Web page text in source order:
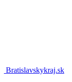
Bratislavskykraj.sk